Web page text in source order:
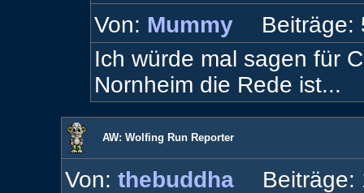
Von: Mummy
Ich würde mal sagen für
Nornheim die Rede ist...
AW: Wolfing Run Reporter
Von: thebuddha